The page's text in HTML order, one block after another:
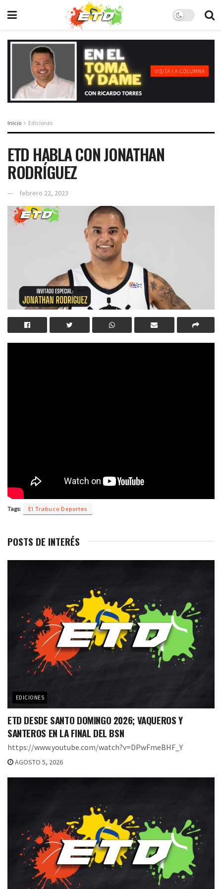
Inicio Ediciones
ETD HABLA CON JONATHAN
RODRÍGUEZ
febrero 22, 2023
Tags: El Trabuco Deportes
POSTS DE INTERÉS
EDICIONES
ETD DESDE SANTO DOMINGO 2026; VAQUEROS Y
SANTEROS EN LA FINAL DEL BSN
https://www.youtube.com/watch?v=DPwFmeBHF_Y
AGOSTO 5, 2026